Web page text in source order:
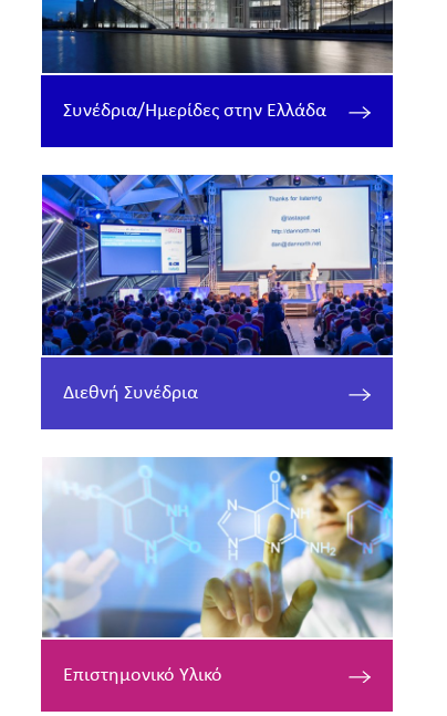
Συνέδρια/Ημερίδες στην Ελλάδα
Διεθνή Συνέδρια
Επιστημονικό Υλικό